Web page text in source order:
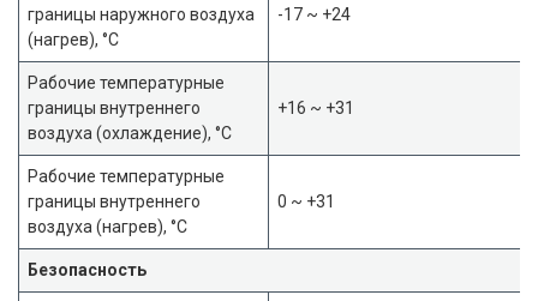
границы наружного воздуха
(нагрев), °C
-17 ~ +24
Рабочие температурные
границы внутреннего
воздуха (охлаждение), °C
+16 ~ +31
Рабочие температурные
границы внутреннего
воздуха (нагрев), °C
0 ~ +31
Безопасность